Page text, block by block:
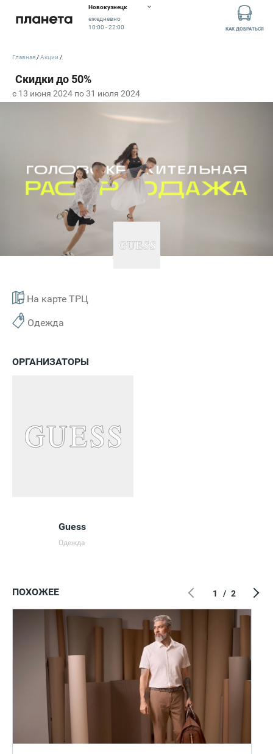
Новокузнецк
ежедневно
10:00 - 22:00
КАК ДОБРАТЬСЯ
c 13 июня 2024 по 31 июля 2024
На карте ТРЦ
Одежда
Главная Акции
ОРГАНИЗАТОРЫ
Guess
Одежда
ПОХОЖЕЕ 1 / 2